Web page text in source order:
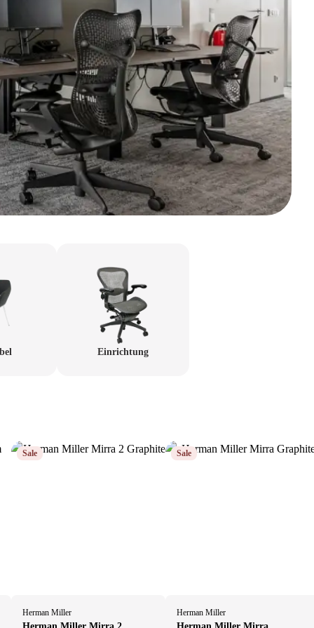
Einrichtung
Sale
Herman Miller
Sale
Herman Miller